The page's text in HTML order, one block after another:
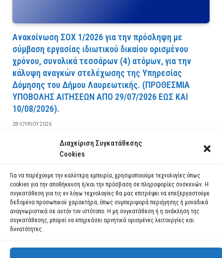
Διαχείριση Συγκατάθεσης
Cookies
Για να παρέχουμε την καλύτερη εμπειρία, χρησιμοποιούμε τεχνολογίες όπως
cookies για την αποθήκευση ή/και την πρόσβαση σε πληροφορίες συσκευών. Η
συγκατάθεση για τις εν λόγω τεχνολογίες θα μας επιτρέψει να επεξεργαστούμε
δεδομένα προσωπικού χαρακτήρα, όπως συμπεριφορά περιήγησης ή μοναδικά
αναγνωριστικά σε αυτόν τον ιστότοπο. Η μη συγκατάθεση ή η ανάκληση της
συγκατάθεσης, μπορεί να επηρεάσει αρνητικά ορισμένες λειτουργίες και
δυνατότητες.
Ανακοίνωση ΣΟΧ 1/2026 για την πρόσληψη με
σύμβαση εργασίας ιδιωτικού δικαίου ορισμένου
χρόνου, συνολικά τεσσάρων (4) ατόμων, για την
κάλυψη αναγκών στελέχωσης της Υπηρεσίας
Δόμησης του Δήμου Λαυρεωτικής. (ΠPOΘEΣMIA
YΠOBOΛHΣ AITHΣEΩN AΠO 29/07/2026 EΩΣ KAI
10/08/2026).
28 ΙΟΥΛΊΟΥ 2026
ΔΙΑΒΆΣΤΕ ΠΕΡΙΣΣΌΤΕΡΑ